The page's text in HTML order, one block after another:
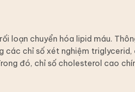
loạn chuyển hóa lipid máu.
các chỉ số xét nghiệm
đó, chỉ số cholesterol cao